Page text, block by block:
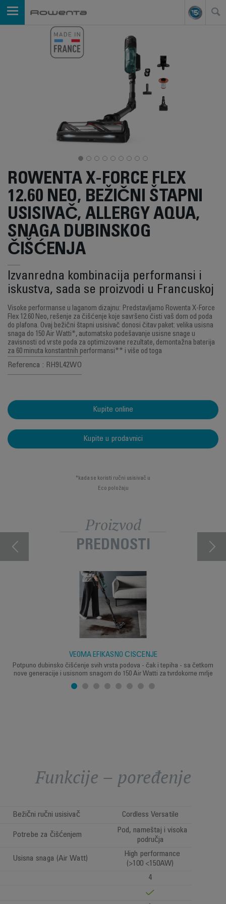
ROWENTA X-FORCE FLEX
12.60 NEO, BEŽIČNI ŠTAPNI
USISIVAČ, ALLERGY AQUA,
SNAGA DUBINSKOG
ČIŠĆENJA
Izvanredna kombinacija performansi i
iskustva, sada se proizvodi u Francuskoj
Visoke performanse u laganom dizajnu: Predstavljamo Rowenta X-Force
Flex 12.60 Neo, rešenje za čišćenje koje savršeno čisti vaš dom od poda
do plafona. Ovaj bežični štapni usisivač donosi čitav paket: velika usisna
snaga do 150 Air Watti*, automatsko podešavanje usisne snage u
zavisnosti od vrste poda za optimizovane rezultate, demontažna baterija
za 60 minuta konstantnih performansi** i više od toga
Referenca : RH9L42WO
Kupite online
Kupite u prodavnici
*kada se koristi ručni usisivač u
Eco položaju
Proizvod
PREDNOSTI
VEOMA EFIKASNO ČIŠĆENJE
Potpuno dubinsko čišćenje svih vrsta podova - čak i tepiha - sa četkom
nove generacije i usisnom snagom do 150 Air Watti za tvrdokorne mrlje
Funkcije – poređenje
Bežični ručni usisivač Cordless Versatile
Potrebe za čišćenjem
Pod, nameštaj i visoka
područja
Usisna snaga (Air Watt)
High performance
(>100 <150AW)
4